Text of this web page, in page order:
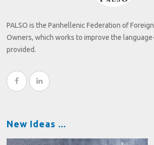
PALSO is the Panhellenic Federation of
Owners, which works to improve the
provided.
New Ideas